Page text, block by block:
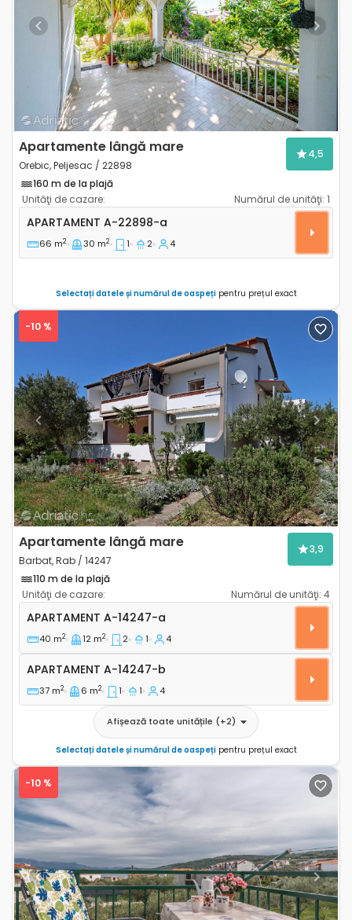
Previous Next
Apartamente lângă mare
Orebic, Peljesac / 22898
4,5
160 m de la plajă
Unităţi de cazare:
Numărul de unităţi: 1
Apartament cu o cameră Orebic, Peljesac A-22898-a
APARTAMENT A-22898-a
66 m2 30 m2 1 2 4
Selectați datele și numărul de oaspețipentru prețul exact
Previous Next
-10 %
Apartamente lângă mare
Barbat, Rab / 14247
3,9
110 m de la plajă
Unităţi de cazare:
Numărul de unităţi: 4
Apartament cu două camere Barbat, Rab A-14247-a
APARTAMENT A-14247-a
40 m2 12 m2 2 1 4
Apartament A-14247-b
APARTAMENT A-14247-b
37 m2 6 m2 1 1 4
Afișează toate unitățile (+2)
Selectați datele și numărul de oaspețipentru prețul exact
Previous Next
-10 %